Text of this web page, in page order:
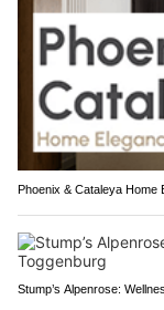
Phoenix & Cataleya
Stump’s Alpenrose: